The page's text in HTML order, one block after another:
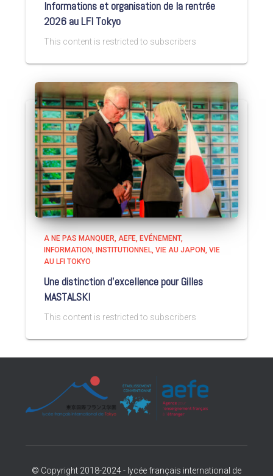
Informations et organisation de la rentrée
2026 au LFI Tokyo
This content is restricted to subscribers
A NE PAS MANQUER AEFE EVÉNEMENT
INFORMATION
INSTITUTIONNEL VIE AU JAPON VIE
AU LFI TOKYO
Une distinction d’excellence pour Gilles
MASTALSKI
This content is restricted to subscribers
© Copyright 2018-2024 - lycée français international de